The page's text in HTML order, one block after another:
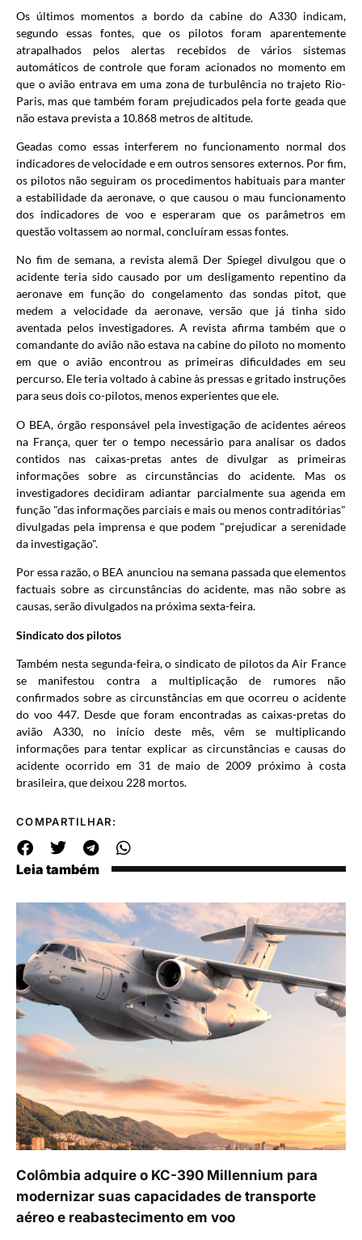
Os últimos momentos a bordo da cabine do A330 indicam,
segundo essas fontes, que os pilotos foram aparentemente
atrapalhados pelos alertas recebidos de vários sistemas
automáticos de controle que foram acionados no momento em
que o avião entrava em uma zona de turbulência no trajeto Rio-
Paris, mas que também foram prejudicados pela forte geada que
não estava prevista a 10.868 metros de altitude.
Geadas como essas interferem no funcionamento normal dos
indicadores de velocidade e em outros sensores externos. Por fim,
os pilotos não seguiram os procedimentos habituais para manter
a estabilidade da aeronave, o que causou o mau funcionamento
dos indicadores de voo e esperaram que os parâmetros em
questão voltassem ao normal, concluíram essas fontes.
No fim de semana, a revista alemã Der Spiegel divulgou que o
acidente teria sido causado por um desligamento repentino da
aeronave em função do congelamento das sondas pitot, que
medem a velocidade da aeronave, versão que já tinha sido
aventada pelos investigadores. A revista afirma também que o
comandante do avião não estava na cabine do piloto no momento
em que o avião encontrou as primeiras dificuldades em seu
percurso. Ele teria voltado à cabine às pressas e gritado instruções
para seus dois co-pilotos, menos experientes que ele.
O BEA, órgão responsável pela investigação de acidentes aéreos
na França, quer ter o tempo necessário para analisar os dados
contidos nas caixas-pretas antes de divulgar as primeiras
informações sobre as circunstâncias do acidente. Mas os
investigadores decidiram adiantar parcialmente sua agenda em
função "das informações parciais e mais ou menos contraditórias"
divulgadas pela imprensa e que podem "prejudicar a serenidade
da investigação".
Por essa razão, o BEA anunciou na semana passada que elementos
factuais sobre as circunstâncias do acidente, mas não sobre as
causas, serão divulgados na próxima sexta-feira.
Sindicato dos pilotos
Também nesta segunda-feira, o sindicato de pilotos da Air France
se manifestou contra a multiplicação de rumores não
confirmados sobre as circunstâncias em que ocorreu o acidente
do voo 447. Desde que foram encontradas as caixas-pretas do
avião A330, no início deste mês, vêm se multiplicando
informações para tentar explicar as circunstâncias e causas do
acidente ocorrido em 31 de maio de 2009 próximo à costa
brasileira, que deixou 228 mortos.
COMPARTILHAR:
Leia também
Colômbia adquire o KC-390 Millennium para
modernizar suas capacidades de transporte
aéreo e reabastecimento em voo